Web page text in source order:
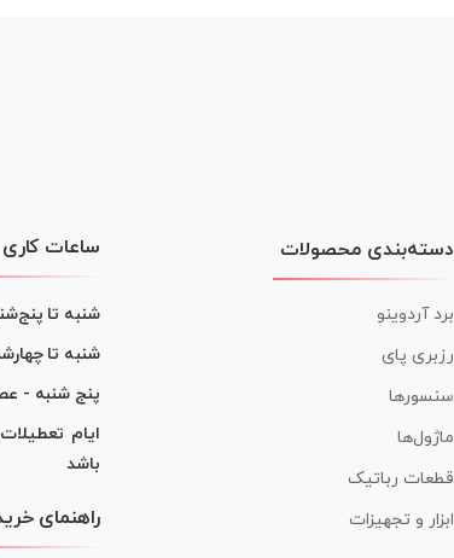
دسته‌بندی محصولات
برد آردوینو
رزبری پای
سنسورها
ماژول‌ها
قطعات رباتیک
ابزار و تجهیزات
ساعات کاری
شنبه تا
شنبه تا
پنج شنبه -
ایام
باشد
راهنمای